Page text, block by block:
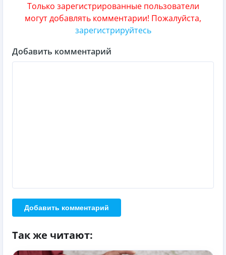
Только зарегистрированные пользователи
могут добавлять комментарии! Пожалуйста,
зарегистрируйтесь
Добавить комментарий
Добавить комментарий
Так же читают: